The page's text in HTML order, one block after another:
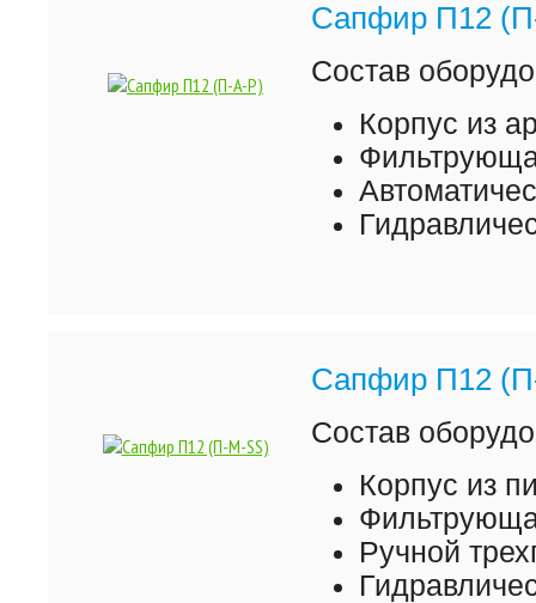
Сапфир П12
Состав
Корпус из
Сапфир П12
Состав
Корпус из
Ручной